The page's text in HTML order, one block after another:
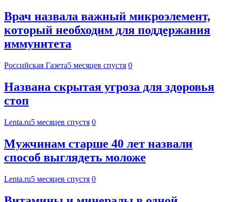
Врач назвала важный микроэлемент,
который необходим для поддержания
иммунитета
Российская Газета5 месяцев спустя 0
Названа скрытая угроза для здоровья
стоп
Lenta.ru5 месяцев спустя 0
Мужчинам старше 40 лет назвали
способ выглядеть моложе
Lenta.ru5 месяцев спустя 0